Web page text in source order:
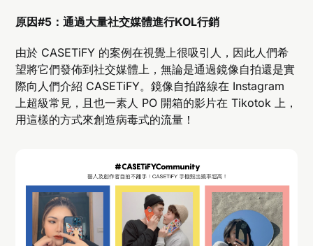
原因#5：通過大量社交媒體進行KOL行銷
由於 CASETiFY 的案例在視覺上很吸引人，因此人們希
望將它們發佈到社交媒體上，無論是通過鏡像自拍還是實
際向人們介紹 CASETiFY。鏡像自拍路線在 Instagram
上超級常見，且也一素人 PO 開箱的影片在 Tikotok 上，
用這樣的方式來創造病毒式的流量！